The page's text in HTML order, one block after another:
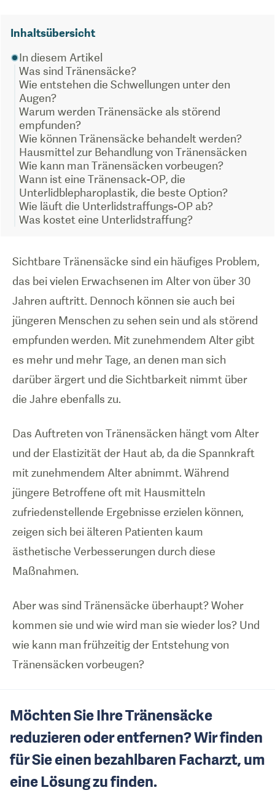
Inhaltsübersicht
In diesem Artikel
Was sind Tränensäcke?
Wie entstehen die Schwellungen unter den
Augen?
Warum werden Tränensäcke als störend
empfunden?
Wie können Tränensäcke behandelt werden?
Hausmittel zur Behandlung von Tränensäcken
Wie kann man Tränensäcken vorbeugen?
Wann ist eine Tränensack-OP, die
Unterlidblepharoplastik, die beste Option?
Wie läuft die Unterlidstraffungs-OP ab?
Was kostet eine Unterlidstraffung?
Sichtbare Tränensäcke sind ein häufiges Problem,
das bei vielen Erwachsenen im Alter von über 30
Jahren auftritt. Dennoch können sie auch bei
jüngeren Menschen zu sehen sein und als störend
empfunden werden. Mit zunehmendem Alter gibt
es mehr und mehr Tage, an denen man sich
darüber ärgert und die Sichtbarkeit nimmt über
die Jahre ebenfalls zu.
Das Auftreten von Tränensäcken hängt vom Alter
und der Elastizität der Haut ab, da die Spannkraft
mit zunehmendem Alter abnimmt. Während
jüngere Betroffene oft mit Hausmitteln
zufriedenstellende Ergebnisse erzielen können,
zeigen sich bei älteren Patienten kaum
ästhetische Verbesserungen durch diese
Maßnahmen.
Aber was sind Tränensäcke überhaupt? Woher
kommen sie und wie wird man sie wieder los? Und
wie kann man frühzeitig der Entstehung von
Tränensäcken vorbeugen?
Möchten Sie Ihre Tränensäcke
reduzieren oder entfernen? Wir finden
für Sie einen bezahlbaren Facharzt, um
eine Lösung zu finden.